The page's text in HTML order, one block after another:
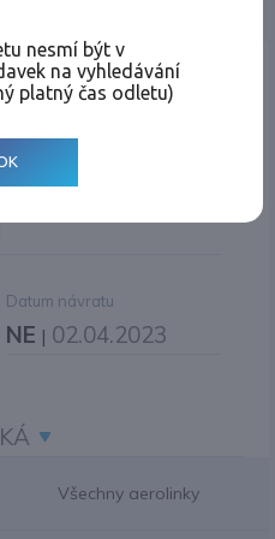
Datum návratu
NE | 02.04.2023
Všechny aerolinky
nesmí být v
na vyhledávání
platný čas odletu)